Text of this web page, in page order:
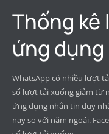
Thống
ứng
WhatsApp có nhiều lượt
số lượt tải xuống giảm từ
ứng dụng nhắn tin duy
nay so với năm ngoái.